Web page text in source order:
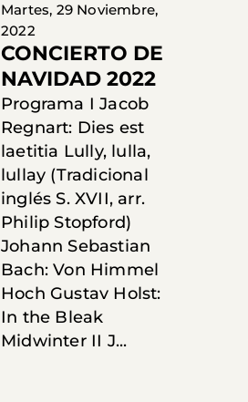
Martes, 29 Noviembre,
2022
CONCIERTO DE
NAVIDAD 2022
Programa I Jacob
Regnart: Dies est
laetitia Lully, lulla,
lullay (Tradicional
inglés S. XVII, arr.
Philip Stopford)
Johann Sebastian
Bach: Von Himmel
Hoch Gustav Holst:
In the Bleak
Midwinter II J...